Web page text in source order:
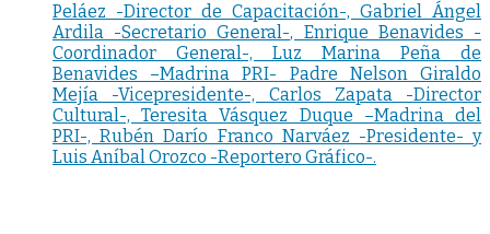
Peláez -Director de Capacitación-, Gabriel Ángel
Ardila -Secretario General-, Enrique Benavides -
Coordinador General-, Luz Marina Peña de
Benavides –Madrina PRI- Padre Nelson Giraldo
Mejía -Vicepresidente-, Carlos Zapata -Director
Cultural-, Teresita Vásquez Duque –Madrina del
PRI-, Rubén Darío Franco Narváez -Presidente- y
Luis Aníbal Orozco -Reportero Gráfico-.